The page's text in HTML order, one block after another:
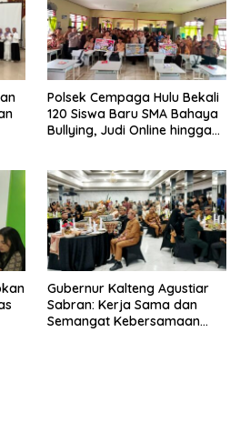
Polsek Cempaga Hulu Bekali
120 Siswa Baru SMA Bahaya
Bullying, Judi Online hingga
Gubernur Kalteng Agustiar
Sabran: Kerja Sama dan
Semangat Kebersamaan